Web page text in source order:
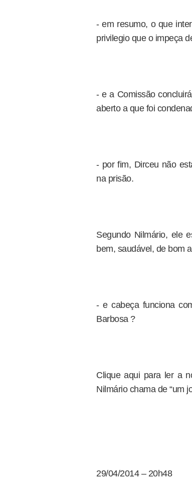
- em resumo, o que
privilegio que o impeça
- e a Comissão
aberto a que foi
- por fim, Dirceu não
na prisão.
Segundo Nilmário, ele
bem, saudável, de bom
- e cabeça funciona
Barbosa ?
Clique aqui para ler a
Nilmário chama de “um
29/04/2014 – 20h48